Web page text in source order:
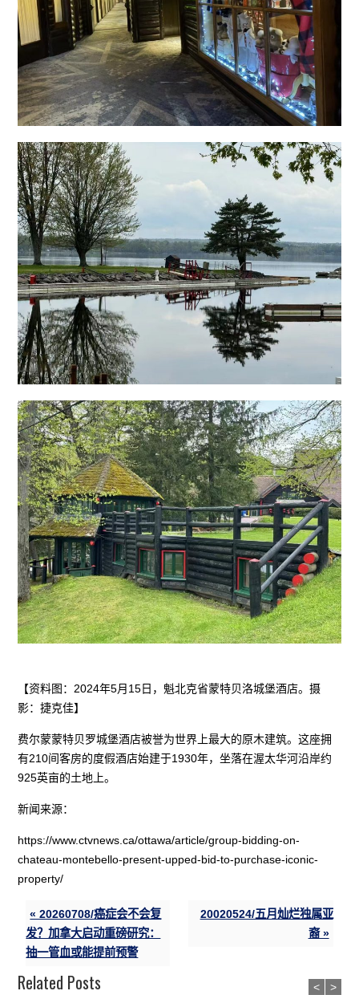
【资料图：2024年5月15日，魁北克省蒙特贝洛城堡酒店。摄
影：捷克佳】
费尔蒙蒙特贝罗城堡酒店被誉为世界上最大的原木建筑。这座拥
有210间客房的度假酒店始建于1930年，坐落在渥太华河沿岸约
925英亩的土地上。
新闻来源：
https://www.ctvnews.ca/ottawa/article/group-bidding-on-
chateau-montebello-present-upped-bid-to-purchase-iconic-
property/
« 20260708/癌症会不会复
发？加拿大启动重磅研究：
抽一管血或能提前预警
20020524/五月灿烂独属亚
裔 »
Related Posts < >